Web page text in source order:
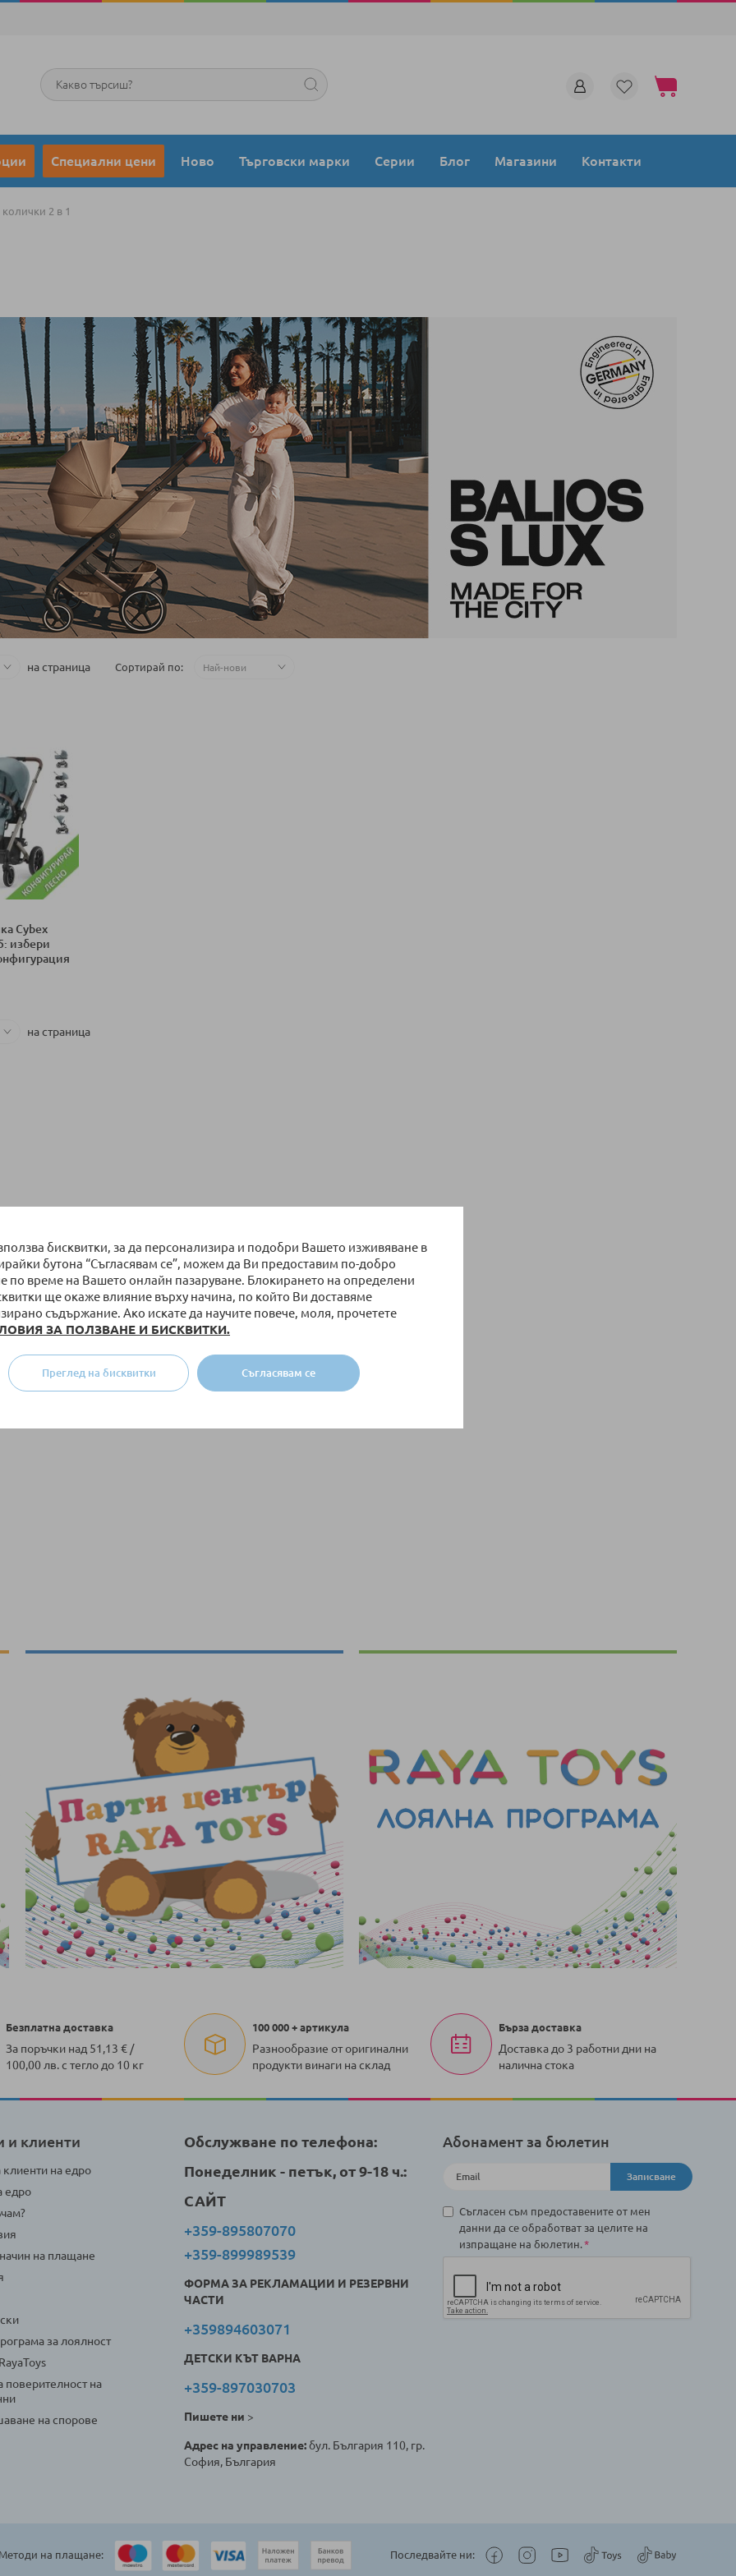
бисквитки, за да персонализира и подобри Вашето изживяване в
бутона “Съгласявам се”, можем да Ви предоставим по-добро
по време на Вашето онлайн пазаруване. Блокирането на определени
ще окаже влияние върху начина, по който Ви доставяме
съдържание. Ако искате да научите повече, моля, прочетете
ЗА ПОЛЗВАНЕ И БИСКВИТКИ.
Съгласявам се
Преглед на бисквитки
Моята количка
Търсене
Специални цени Ново Търговски марки Серии Блог Магазини Контакти
2 в 1
на страница Сортирай по
Cybex
избери
на страница
Безплатна доставка
За поръчки над 51,13 € /
100,00 лв. с тегло до 10 кг
100 000 + артикула
Разнообразие от оригинални
продукти винаги на склад
Бърза доставка
Доставка до 3 работни дни на
налична стока
и клиенти
клиенти на едро
едро
на плащане
за лоялност
поверителност на
на спорове
Обслужване по телефона:
Понеделник - петък, от 9-18 ч.:
САЙТ
+359-895807070
+359-899989539
ФОРМА ЗА РЕКЛАМАЦИИ И РЕЗЕРВНИ
ЧАСТИ
+359894603071
ДЕТСКИ КЪТ ВАРНА
+359-897030703
Пишете ни >
Адрес на управление:бул. България 110, гр.
София, България
Абонамент за бюлетин
Записване
Съгласен съм предоставените от мен
данни да се обработват за целите на
изпращане на бюлетин.
Методи на плащане: Последвайте ни: